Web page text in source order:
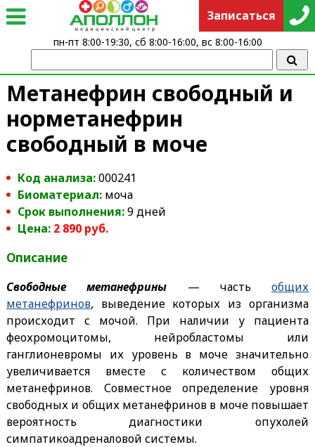
Метанефрин свободный и
норметанефрин
свободный в моче
Код анализа:000241
Биоматериал: моча
Срок выполнения:9 дней
Цена: 2 890 руб.
Описание
Свободные метанефрины — частьобщих
метанефринов, выведение которых из организма
происходит с мочой. При наличии у пациента
феохромоцитомы, нейробластомы или
ганглионевромы их уровень в моче значительно
увеличивается вместе с количеством общих
метанефринов. Совместное определение уровня
свободных и общих метанефринов в моче повышает
вероятность диагностики опухолей
симпатикоадреналовой системы.
Записаться
пн-пт 8:00-19:30, сб 8:00-16:00, вс 8:00-16:00